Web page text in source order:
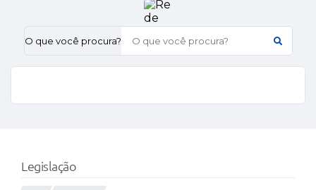
O que você procura?
Legislação